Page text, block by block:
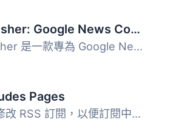
GN Publisher: Google News Compatible RSS Feeds
GN Publisher 是一款專為 Google News 設計的 RSS 外掛，確保...
Pages
此外掛會修改 RSS 訂閱，以便訂閱中包含頁面 (Page) 並非僅有...